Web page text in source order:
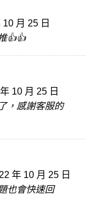
月 25 日
👍👍
10 月 25 日
，感謝客服的
年 10 月 25 日
也會快速回